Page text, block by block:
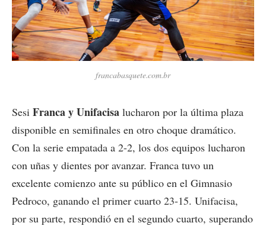
francabasquete.com.br
Sesi Franca y Unifacisa lucharon por la última plaza
disponible en semifinales en otro choque dramático.
Con la serie empatada a 2-2, los dos equipos lucharon
con uñas y dientes por avanzar. Franca tuvo un
excelente comienzo ante su público en el Gimnasio
Pedroco, ganando el primer cuarto 23-15. Unifacisa,
por su parte, respondió en el segundo cuarto, superando